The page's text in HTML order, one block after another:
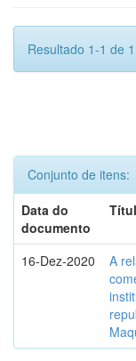
Resultado 1-1 de
Conjunto de itens:
Data do
documento
16-Dez-2020
A